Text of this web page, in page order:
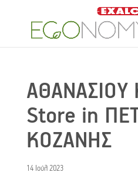
ΑΘΑΝΑΣΙΟΥ
Store in
ΚΟΖΑΝΗΣ
14 Ιούλ 2023